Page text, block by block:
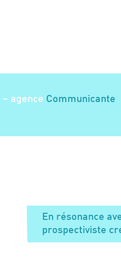
– agence Communicante
En résonance
prospectiviste